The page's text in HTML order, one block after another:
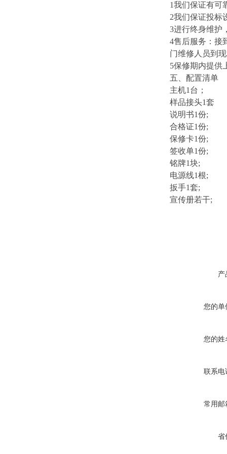
1我们保证有可
2我们保证投标
3进行终身维护
4售后服务：接
门维修人员到
5保修期内提供
五、配置清单
主机1台；
样品接头1套
说明书1份;
合格证1份;
保修卡1份;
签收单1份;
铭牌1块;
电源线1根;
扳手1套;
宣传册若干;
产
您的单
您的姓
联系电
常用邮
省